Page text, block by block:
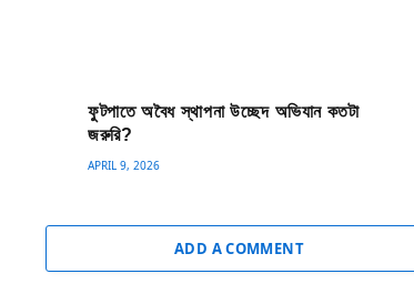
ফুটপাতে অবৈধ স্থাপনা উচ্ছেদ অভিযান কতটা
জরুরি?
APRIL 9, 2026
ADD A COMMENT